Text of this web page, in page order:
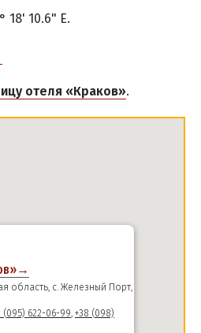
ЖИЛЬЯ
18' 10.6" E.
отеля «Краков».
область, с. Железный Порт,
(095) 622-06-99, +38 (098)